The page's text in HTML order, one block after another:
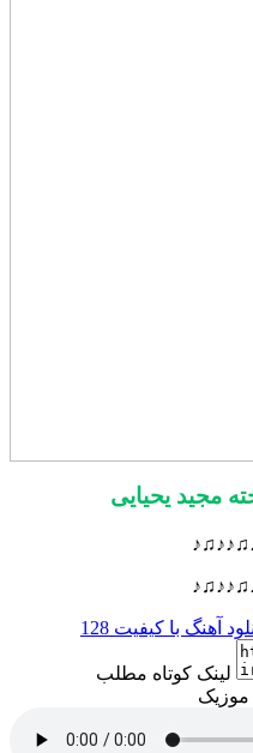
مجید یحیایی
آهنگ با کیفیت 128
لینک کوتاه مطلب
موزیک